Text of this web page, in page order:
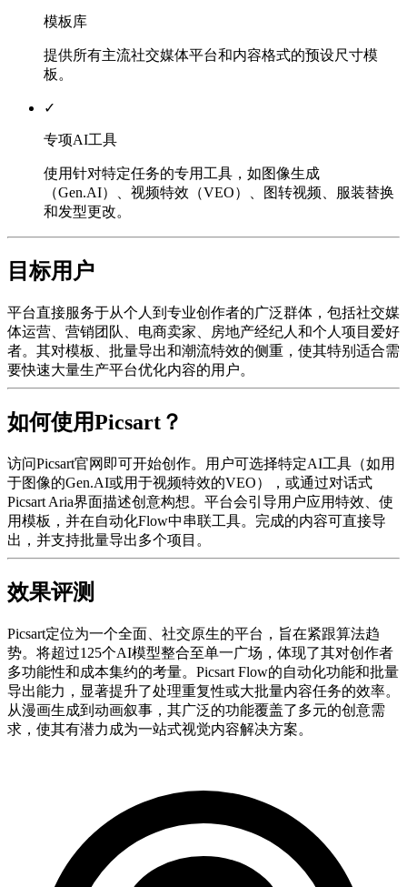
模板库
提供所有主流社交媒体平台和内容格式的预设尺寸模
板。
✓
专项AI工具
使用针对特定任务的专用工具，如图像生成
（Gen.AI）、视频特效（VEO）、图转视频、服装替换
和发型更改。
目标用户
平台直接服务于从个人到专业创作者的广泛群体，包括社交媒
体运营、营销团队、电商卖家、房地产经纪人和个人项目爱好
者。其对模板、批量导出和潮流特效的侧重，使其特别适合需
要快速大量生产平台优化内容的用户。
如何使用Picsart？
访问Picsart官网即可开始创作。用户可选择特定AI工具（如用
于图像的Gen.AI或用于视频特效的VEO），或通过对话式
Picsart Aria界面描述创意构想。平台会引导用户应用特效、使
用模板，并在自动化Flow中串联工具。完成的内容可直接导
出，并支持批量导出多个项目。
效果评测
Picsart定位为一个全面、社交原生的平台，旨在紧跟算法趋
势。将超过125个AI模型整合至单一广场，体现了其对创作者
多功能性和成本集约的考量。Picsart Flow的自动化功能和批量
导出能力，显著提升了处理重复性或大批量内容任务的效率。
从漫画生成到动画叙事，其广泛的功能覆盖了多元的创意需
求，使其有潜力成为一站式视觉内容解决方案。